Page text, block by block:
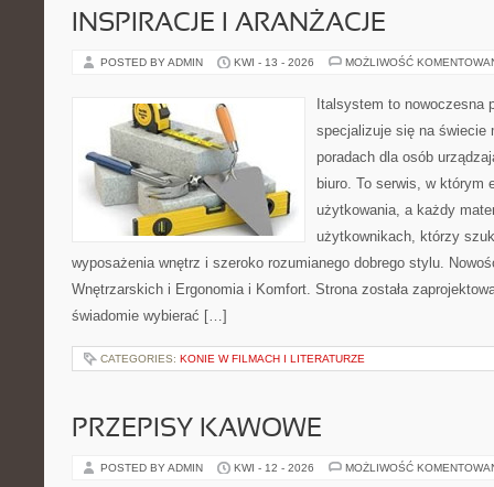
INSPIRACJE I ARANŻACJE
POSTED BY ADMIN KWI - 13 - 2026 MOŻLIWOŚĆ
Italsystem to nowoczesna
specjalizuje się na świecie
poradach dla osób
biuro. To serwis, w którym
użytkowania, a każdy
użytkownikach, którzy
wyposażenia wnętrz i szeroko rozumianego dobrego stylu.
Wnętrzarskich i Ergonomia i Komfort. Strona została
świadomie wybierać […]
CATEGORIES: KONIE W FILMACH I LITERATURZE
PRZEPISY KAWOWE
POSTED BY ADMIN KWI - 12 - 2026 MOŻLIWOŚĆ